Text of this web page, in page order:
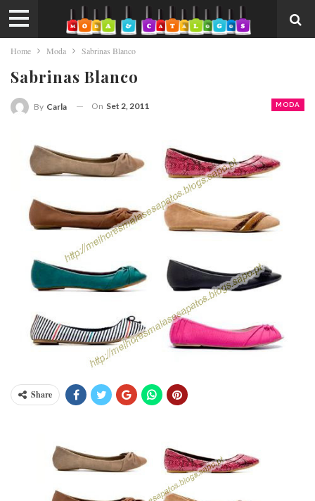
Home Moda Sabrinas Blanco
Sabrinas Blanco
MODA
By Carla On Set 2, 2011
Share